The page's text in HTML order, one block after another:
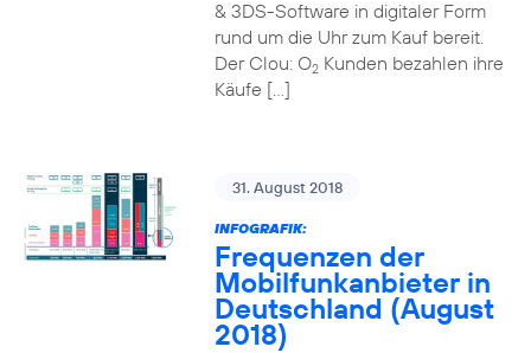
& 3DS-Software in digitaler Form
rund um die Uhr zum Kauf bereit.
Der Clou: O2Kunden bezahlen ihre
Käufe […]
31. August 2018
INFOGRAFIK:
Frequenzen der
Mobilfunkanbieter in
Deutschland (August
2018)